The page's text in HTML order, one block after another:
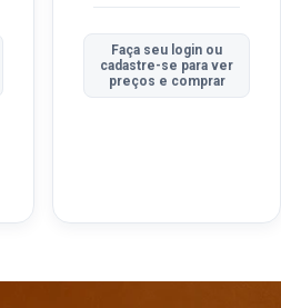
Faça seu login ou
cadastre-se para ver
preços e comprar